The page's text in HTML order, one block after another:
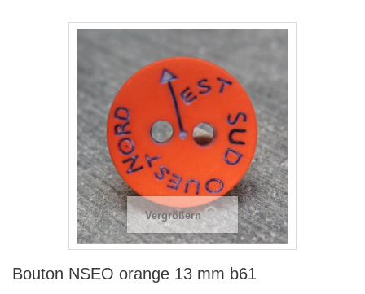
Vergrößern
Bouton NSEO orange 13 mm b61